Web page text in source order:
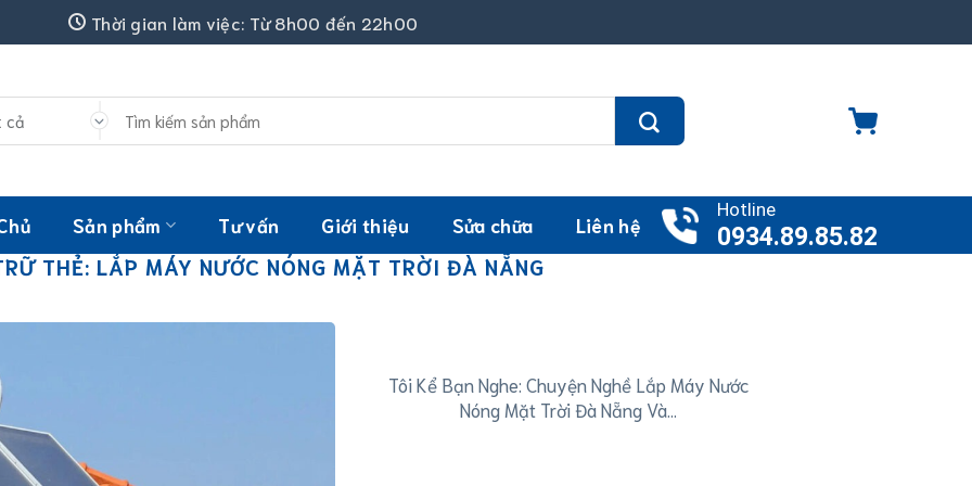
Thời gian làm việc: Từ 8h00 đến 22h00
kiếm:
Sản phẩm Tư vấn Giới thiệu Sửa chữa Liên hệ
Hotline
0934.89.85.82
THẺ: LẮP MÁY NƯỚC NÓNG MẶT TRỜI ĐÀ NẴNG
Tôi Kể Bạn Nghe: Chuyện Nghề Lắp Máy Nước
Nóng Mặt Trời Đà Nẵng Và...